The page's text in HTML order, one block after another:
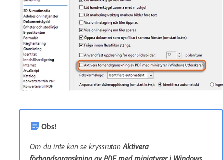
Obs!
Om du inte kan se kryssrutanAktivera